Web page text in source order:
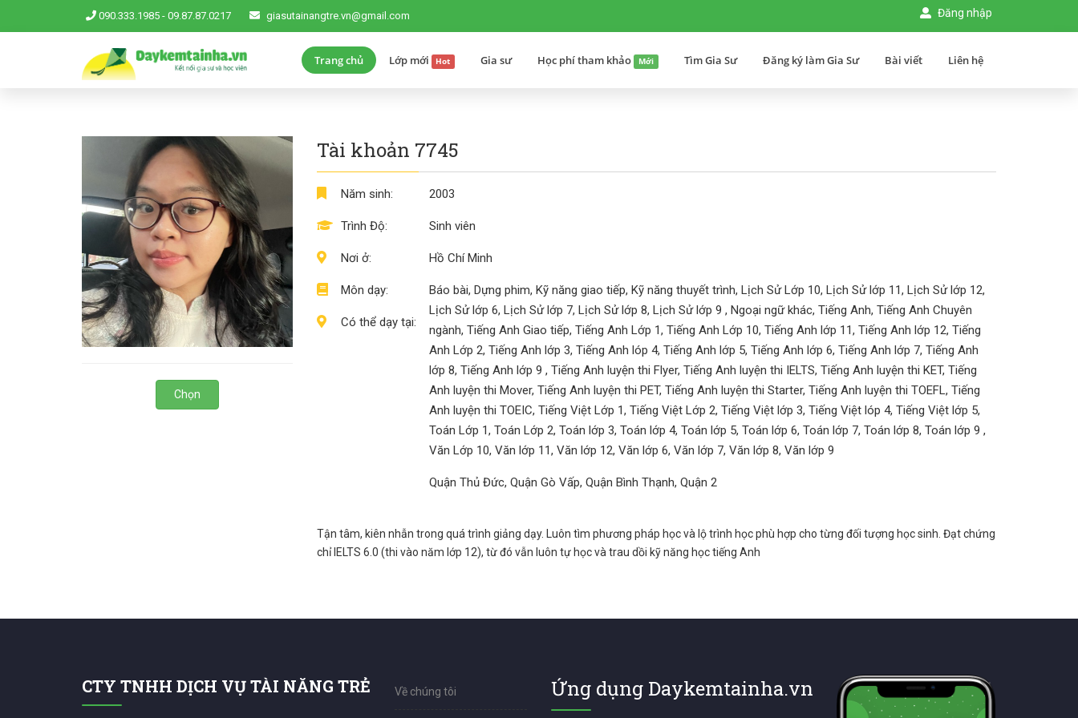
090.333.1985 - 09.87.87.0217 giasutainangtre.vn@gmail.com Đăng nhập
Trang chủ Lớp mới Hot Gia sư Học phí tham khảo Mới Tìm Gia Sư Đăng ký làm Gia Sư Bài viết Liên hệ
Chọn
Tài khoản 7745
Năm sinh:
Trình Độ:
Nơi ở:
Môn dạy:
Có thể dạy tại:
2003
Sinh viên
Hồ Chí Minh
Báo bài, Dựng phim, Kỹ năng giao tiếp, Kỹ năng thuyết trình, Lịch Sử Lớp 10, Lịch Sử lớp 11, Lịch Sử lớp 12,
Lịch Sử lớp 6, Lịch Sử lớp 7, Lịch Sử lớp 8, Lịch Sử lớp 9 , Ngoại ngữ khác, Tiếng Anh, Tiếng Anh Chuyên
ngành, Tiếng Anh Giao tiếp, Tiếng Anh Lớp 1, Tiếng Anh Lớp 10, Tiếng Anh lớp 11, Tiếng Anh lớp 12, Tiếng
Anh Lớp 2, Tiếng Anh lớp 3, Tiếng Anh lóp 4, Tiếng Anh lớp 5, Tiếng Anh lớp 6, Tiếng Anh lớp 7, Tiếng Anh
lớp 8, Tiếng Anh lớp 9 , Tiếng Anh luyện thi Flyer, Tiếng Anh luyện thi IELTS, Tiếng Anh luyện thi KET, Tiếng
Anh luyện thi Mover, Tiếng Anh luyện thi PET, Tiếng Anh luyện thi Starter, Tiếng Anh luyện thi TOEFL, Tiếng
Anh luyện thi TOEIC, Tiếng Việt Lớp 1, Tiếng Việt Lớp 2, Tiếng Việt lớp 3, Tiếng Việt lóp 4, Tiếng Việt lớp 5,
Toán Lớp 1, Toán Lớp 2, Toán lớp 3, Toán lớp 4, Toán lớp 5, Toán lớp 6, Toán lớp 7, Toán lớp 8, Toán lớp 9 ,
Văn Lớp 10, Văn lớp 11, Văn lớp 12, Văn lớp 6, Văn lớp 7, Văn lớp 8, Văn lớp 9
Quận Thủ Đức, Quận Gò Vấp, Quận Bình Thạnh, Quận 2
Tận tâm, kiên nhẫn trong quá trình giảng dạy. Luôn tìm phương pháp học và lộ trình học phù hợp cho từng đối tượng học sinh. Đạt chứng
chỉ IELTS 6.0 (thi vào năm lớp 12), từ đó vẫn luôn tự học và trau dồi kỹ năng học tiếng Anh
CTY TNHH DỊCH VỤ TÀI NĂNG TRẺ Về chúng tôi Ứng dụng Daykemtainha.vn